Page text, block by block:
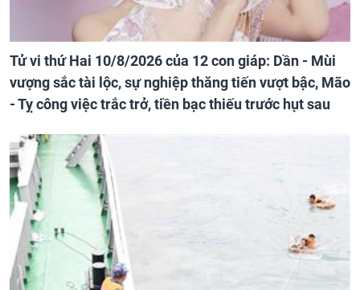
Tử vi thứ Hai 10/8/2026 của 12 con giáp: Dần - Mùi
vượng sắc tài lộc, sự nghiệp thăng tiến vượt bậc, Mão
- Tỵ công việc trắc trở, tiền bạc thiếu trước hụt sau